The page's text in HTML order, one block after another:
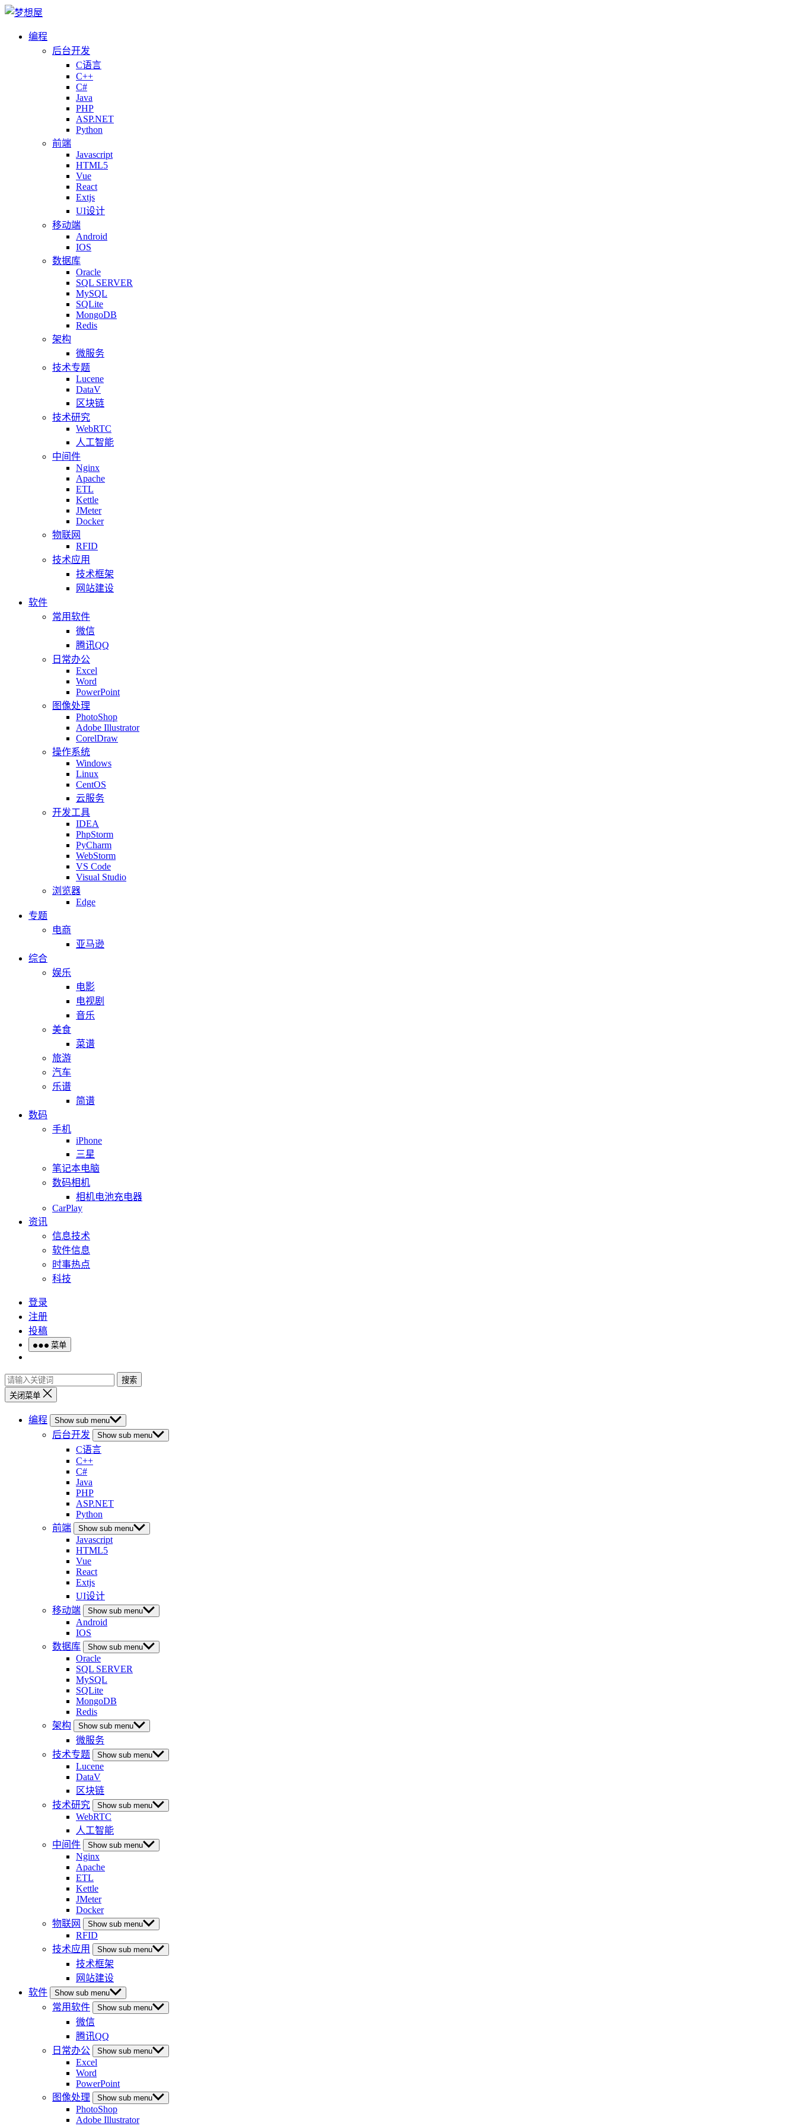
编程
后台开发
C语言
C++
C#
Java
PHP
ASP.NET
Python
前端
Javascript
HTML5
Vue
React
Extjs
UI设计
移动端
Android
IOS
数据库
Oracle
SQL SERVER
MySQL
SQLite
MongoDB
Redis
架构
微服务
技术专题
Lucene
DataV
区块链
技术研究
WebRTC
人工智能
中间件
Nginx
Apache
ETL
Kettle
JMeter
Docker
物联网
RFID
技术应用
技术框架
网站建设
软件
常用软件
微信
腾讯QQ
日常办公
Excel
Word
PowerPoint
图像处理
PhotoShop
Adobe Illustrator
CorelDraw
操作系统
Windows
Linux
CentOS
云服务
开发工具
IDEA
PhpStorm
PyCharm
WebStorm
VS Code
Visual Studio
浏览器
Edge
专题
电商
亚马逊
综合
娱乐
电影
电视剧
音乐
美食
菜谱
旅游
汽车
乐谱
简谱
数码
手机
iPhone
三星
笔记本电脑
数码相机
相机电池充电器
CarPlay
资讯
信息技术
软件信息
时事热点
科技
登录
注册
投稿
菜单
搜索
关闭菜单
编程 Show sub menu
后台开发 Show sub menu
C语言
C++
C#
Java
PHP
ASP.NET
Python
前端
Show sub menu
Javascript
HTML5
Vue
React
Extjs
UI设计
移动端
Show sub menu
Android
IOS
数据库
Show sub menu
Oracle
SQL SERVER
MySQL
SQLite
MongoDB
Redis
架构
Show sub menu
微服务
技术专题
Show sub menu
Lucene
DataV
区块链
技术研究
Show sub menu
WebRTC
人工智能
中间件
Show sub menu
Nginx
Apache
ETL
Kettle
JMeter
Docker
物联网
Show sub menu
RFID
技术应用
Show sub menu
技术框架
网站建设
软件
Show sub menu
常用软件 Show sub menu
微信
腾讯QQ
日常办公
Show sub menu
Excel
Word
PowerPoint
图像处理
Show sub menu
PhotoShop
Adobe Illustrator